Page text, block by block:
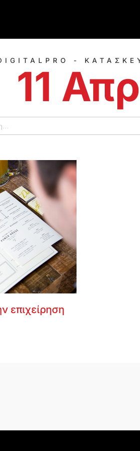
-
11
επιχείρηση